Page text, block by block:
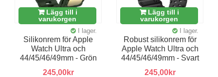
Lägg till i
varukorgen
I lager.
Silikonrem för Apple
Watch Ultra och
44/45/46/49mm - Grön
245,00kr
Lägg till i
varukorgen
I lager.
Robust silikonrem för
Apple Watch Ultra och
44/45/46/49mm - Svart
245,00kr